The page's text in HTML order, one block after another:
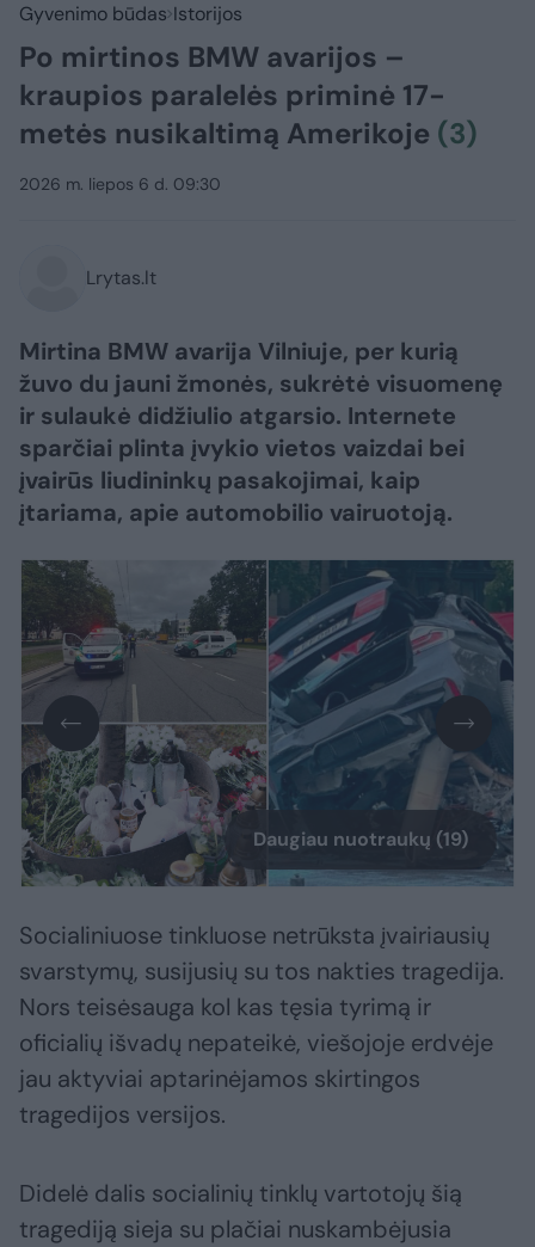
Gyvenimo būdas Istorijos
Po mirtinos BMW avarijos –
kraupios paralelės priminė 17-
metės nusikaltimą Amerikoje (3)
2026 m. liepos 6 d. 09:30
Lrytas.lt
Mirtina BMW avarija Vilniuje, per kurią
žuvo du jauni žmonės, sukrėtė visuomenę
ir sulaukė didžiulio atgarsio. Internete
sparčiai plinta įvykio vietos vaizdai bei
įvairūs liudininkų pasakojimai, kaip
įtariama, apie automobilio vairuotoją.
Daugiau nuotraukų (19)
Socialiniuose tinkluose netrūksta įvairiausių
svarstymų, susijusių su tos nakties tragedija.
Nors teisėsauga kol kas tęsia tyrimą ir
oficialių išvadų nepateikė, viešojoje erdvėje
jau aktyviai aptarinėjamos skirtingos
tragedijos versijos.
Didelė dalis socialinių tinklų vartotojų šią
tragediją sieja su plačiai nuskambėjusia